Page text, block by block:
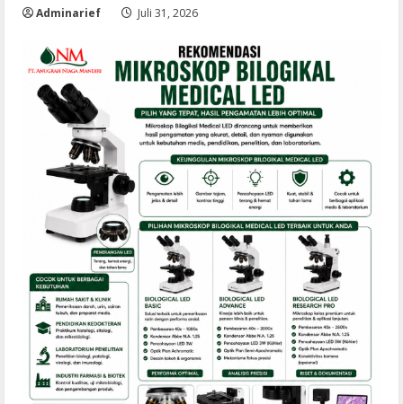
Adminarief Juli 31, 2026